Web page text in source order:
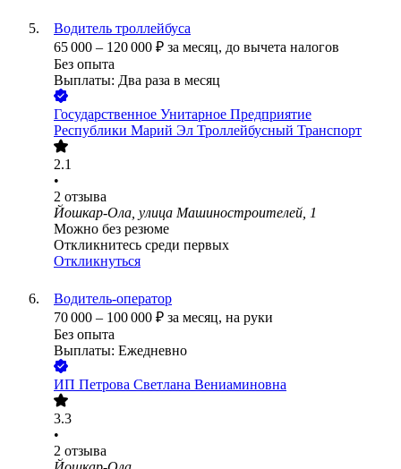
Водитель троллейбуса
65 000 – 120 000 ₽ за месяц, до вычета налогов
Без опыта
Выплаты: Два раза в месяц
Государственное Унитарное Предприятие
Республики Марий Эл Троллейбусный Транспорт
2.1
•
2 отзыва
Йошкар-Ола, улица Машиностроителей, 1
Можно без резюме
Откликнитесь среди первых
Откликнуться
Водитель-оператор
70 000 – 100 000 ₽ за месяц, на руки
Без опыта
Выплаты: Ежедневно
ИП Петрова Светлана Вениаминовна
3.3
•
2 отзыва